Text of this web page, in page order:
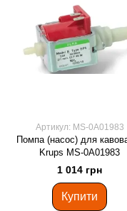
Артикул: MS-0A01983
Помпа (насос) для
Krups MS-0A01983
1 014 грн
Купити